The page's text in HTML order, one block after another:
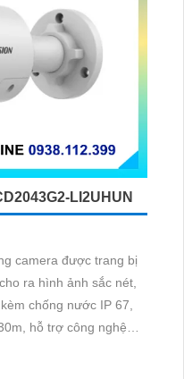
LI2UHUN
camera được trang bị
ra hình ảnh sắc nét,
chống nước IP 67,
hỗ trợ công nghệ